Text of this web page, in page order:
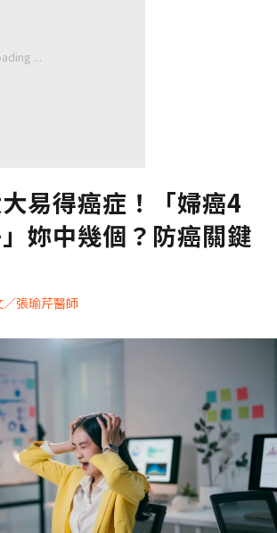
易得癌症！「婦癌4
妳中幾個？防癌關鍵
／張瑜芹醫師